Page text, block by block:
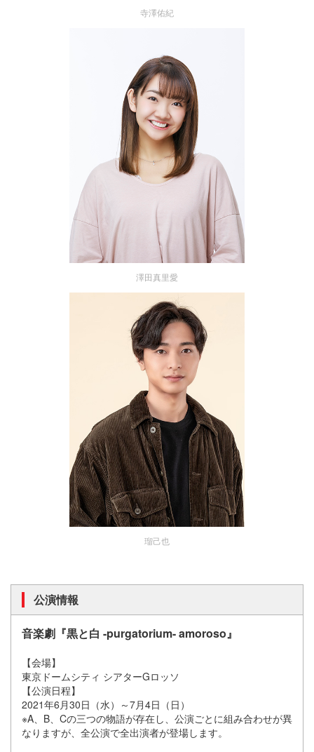
寺澤佑紀
澤田真里愛
瑠己也
公演情報
音楽劇『黒と白 -purgatorium- amoroso』
【会場】
東京ドームシティ シアターGロッソ
【公演日程】
2021年6月30日（水）～7月4日（日）
※A、B、Cの三つの物語が存在し、公演ごとに組み合わせが異
なりますが、全公演で全出演者が登場します。